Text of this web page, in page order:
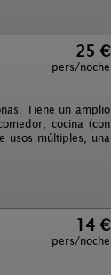
25 €
pers/noche
Tiene un amplio
cocina (con
usos múltiples, una
14 €
pers/noche